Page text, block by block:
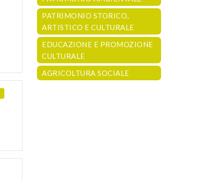
PATRIMONIO STORICO,
ARTISTICO E CULTURALE
EDUCAZIONE E PROMOZIONE
CULTURALE
AGRICOLTURA SOCIALE